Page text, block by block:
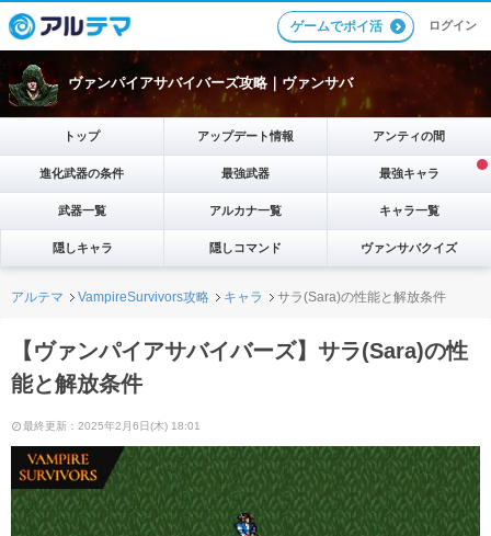
ゲームでポイ活 ログイン
ヴァンパイアサバイバーズ攻略｜ヴァンサバ
トップ アップデート情報 アンティの間
進化武器の条件 最強武器 最強キャラ
武器一覧 アルカナ一覧 キャラ一覧
隠しキャラ 隠しコマンド ヴァンサバクイズ
アルテマ VampireSurvivors攻略 キャラ サラ(Sara)の性能と解放条件
【ヴァンパイアサバイバーズ】サラ(Sara)の性
能と解放条件
最終更新：2025年2月6日(木) 18:01